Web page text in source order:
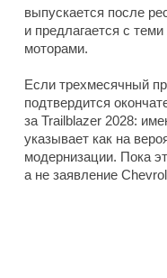
выпускается после
и предлагается с
моторами.
Если трехмесячный
подтвердится
за Trailblazer 2028:
указывает как на
модернизации. Пока
а не заявление